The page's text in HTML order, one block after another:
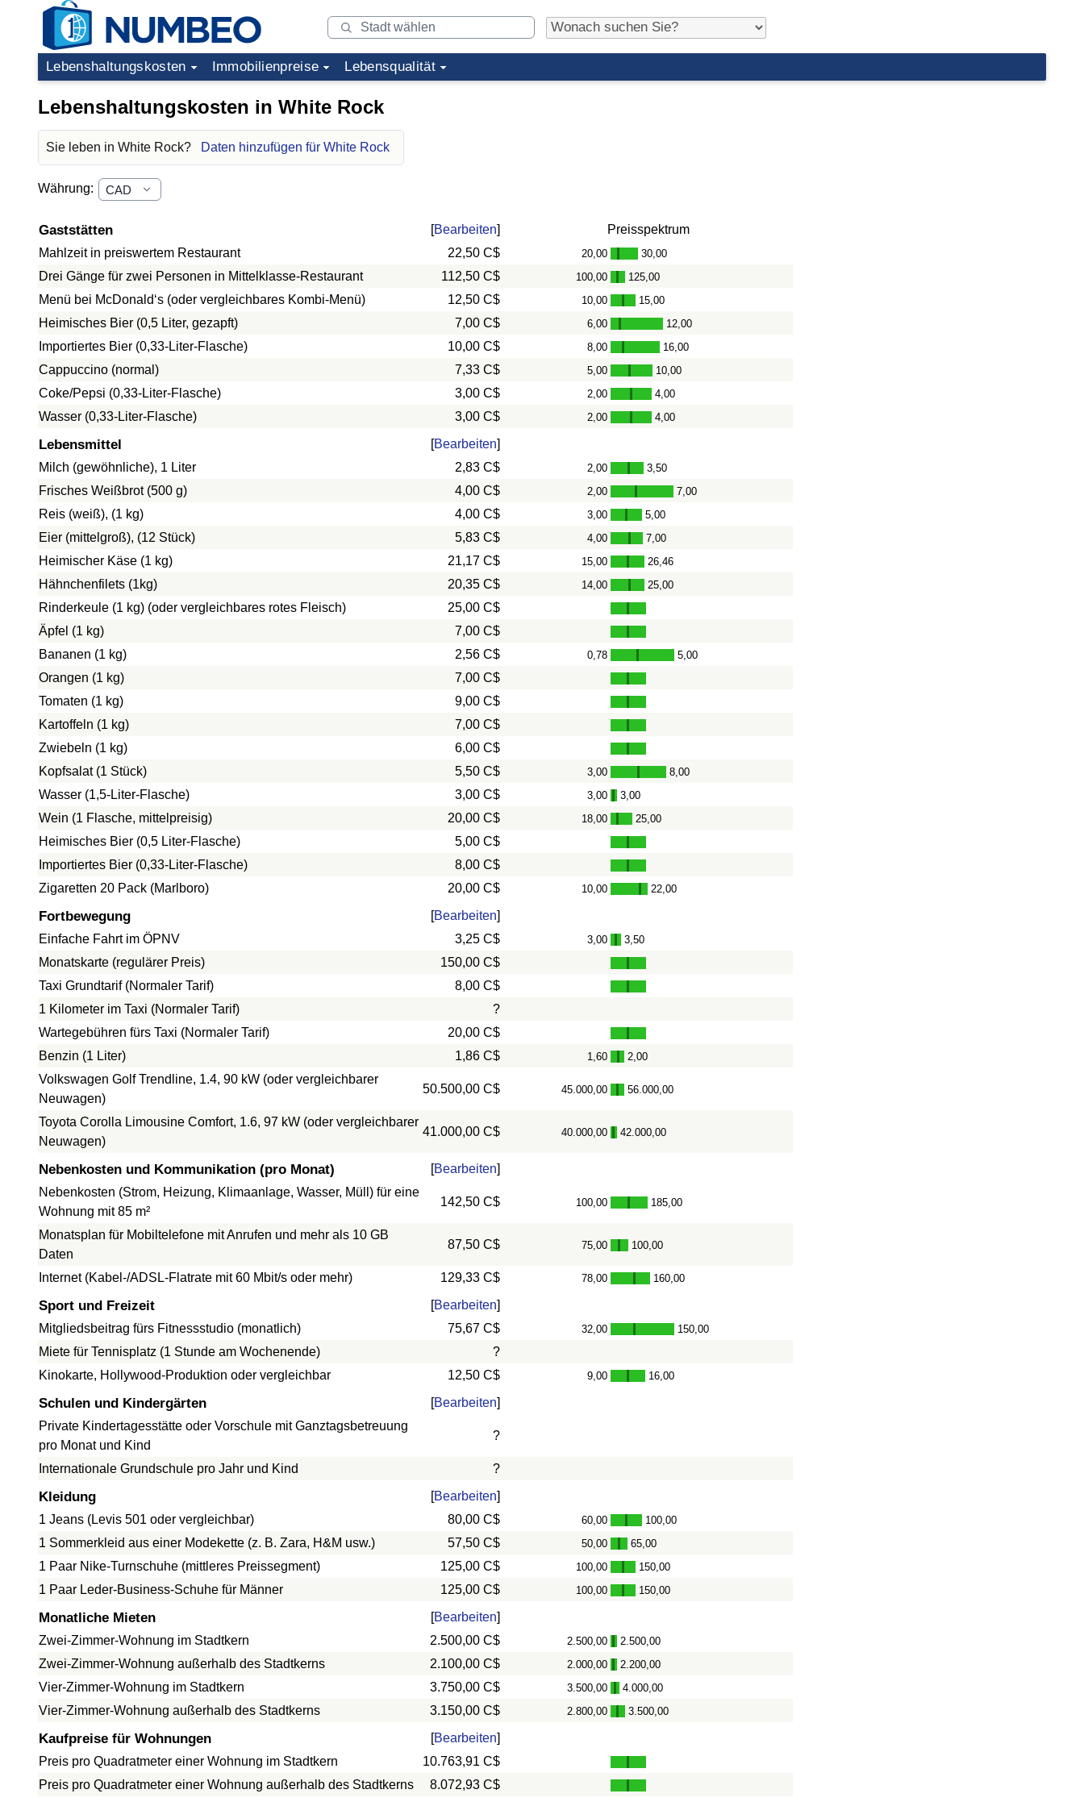
Lebenshaltungskosten Immobilienpreise Lebensqualität
Lebenshaltungskosten in White Rock
Sie leben in White Rock? Daten hinzufügen für White Rock
Währung:
Gaststätten [Bearbeiten]
Preisspektrum
Mahlzeit in preiswertem Restaurant
22,50 C$ 20,00 - 30,00
Drei Gänge für zwei Personen in Mittelklasse-Restaurant 112,50 C$ 100,00 - 125,00
Menü bei McDonald‘s (oder vergleichbares Kombi-Menü) 12,50 C$ 10,00 - 15,00
Heimisches Bier (0,5 Liter, gezapft) 7,00 C$ 6,00 - 12,00
Importiertes Bier (0,33-Liter-Flasche) 10,00 C$ 8,00 - 16,00
Cappuccino (normal) 7,33 C$ 5,00 - 10,00
Coke/Pepsi (0,33-Liter-Flasche) 3,00 C$ 2,00 - 4,00
Wasser (0,33-Liter-Flasche) 3,00 C$ 2,00 - 4,00
Lebensmittel [Bearbeiten]
Milch (gewöhnliche), 1 Liter
2,83 C$ 2,00 - 3,50
Frisches Weißbrot (500 g) 4,00 C$ 2,00 - 7,00
Reis (weiß), (1 kg) 4,00 C$ 3,00 - 5,00
Eier (mittelgroß), (12 Stück) 5,83 C$ 4,00 - 7,00
Heimischer Käse (1 kg) 21,17 C$ 15,00 - 26,46
Hähnchenfilets (1kg) 20,35 C$ 14,00 - 25,00
Rinderkeule (1 kg) (oder vergleichbares rotes Fleisch)
25,00 C$
Äpfel (1 kg)
7,00 C$
Bananen (1 kg)
2,56 C$ 0,78 - 5,00
Orangen (1 kg)
7,00 C$
Tomaten (1 kg)
9,00 C$
Kartoffeln (1 kg)
7,00 C$
Zwiebeln (1 kg)
6,00 C$
Kopfsalat (1 Stück)
5,50 C$ 3,00 - 8,00
Wasser (1,5-Liter-Flasche) 3,00 C$ 3,00 - 3,00
Wein (1 Flasche, mittelpreisig) 20,00 C$ 18,00 - 25,00
Heimisches Bier (0,5 Liter-Flasche)
5,00 C$
Importiertes Bier (0,33-Liter-Flasche)
8,00 C$
Zigaretten 20 Pack (Marlboro)
20,00 C$ 10,00 - 22,00
Fortbewegung [Bearbeiten]
Einfache Fahrt im ÖPNV
3,25 C$ 3,00 - 3,50
Monatskarte (regulärer Preis)
150,00 C$
Taxi Grundtarif (Normaler Tarif)
8,00 C$
1 Kilometer im Taxi (Normaler Tarif)
?
Wartegebühren fürs Taxi (Normaler Tarif)
20,00 C$
Benzin (1 Liter)
1,86 C$ 1,60 - 2,00
Volkswagen Golf Trendline, 1.4, 90 kW (oder vergleichbarer
Neuwagen)
50.500,00 C$ 45.000,00 - 56.000,00
Toyota Corolla Limousine Comfort, 1.6, 97 kW (oder vergleichbarer
Neuwagen)
41.000,00 C$ 40.000,00 - 42.000,00
Nebenkosten und Kommunikation (pro Monat) [Bearbeiten]
Nebenkosten (Strom, Heizung, Klimaanlage, Wasser, Müll) für eine
Wohnung mit 85 m²
142,50 C$ 100,00 - 185,00
Monatsplan für Mobiltelefone mit Anrufen und mehr als 10 GB
Daten
87,50 C$ 75,00 - 100,00
Internet (Kabel-/ADSL-Flatrate mit 60 Mbit/s oder mehr) 129,33 C$ 78,00 - 160,00
Sport und Freizeit [Bearbeiten]
Mitgliedsbeitrag fürs Fitnessstudio (monatlich)
75,67 C$ 32,00 - 150,00
Miete für Tennisplatz (1 Stunde am Wochenende)
?
Kinokarte, Hollywood-Produktion oder vergleichbar
12,50 C$ 9,00 - 16,00
Schulen und Kindergärten [Bearbeiten]
Private Kindertagesstätte oder Vorschule mit Ganztagsbetreuung
pro Monat und Kind
?
Internationale Grundschule pro Jahr und Kind ?
Kleidung [Bearbeiten]
1 Jeans (Levis 501 oder vergleichbar)
80,00 C$ 60,00 - 100,00
1 Sommerkleid aus einer Modekette (z. B. Zara, H&M usw.) 57,50 C$ 50,00 - 65,00
1 Paar Nike-Turnschuhe (mittleres Preissegment) 125,00 C$ 100,00 - 150,00
1 Paar Leder-Business-Schuhe für Männer 125,00 C$ 100,00 - 150,00
Monatliche Mieten [Bearbeiten]
Zwei-Zimmer-Wohnung im Stadtkern
2.500,00 C$ 2.500,00 - 2.500,00
Zwei-Zimmer-Wohnung außerhalb des Stadtkerns 2.100,00 C$ 2.000,00 - 2.200,00
Vier-Zimmer-Wohnung im Stadtkern 3.750,00 C$ 3.500,00 - 4.000,00
Vier-Zimmer-Wohnung außerhalb des Stadtkerns 3.150,00 C$ 2.800,00 - 3.500,00
Kaufpreise für Wohnungen [Bearbeiten]
Preis pro Quadratmeter einer Wohnung im Stadtkern
10.763,91 C$
Preis pro Quadratmeter einer Wohnung außerhalb des Stadtkerns
8.072,93 C$